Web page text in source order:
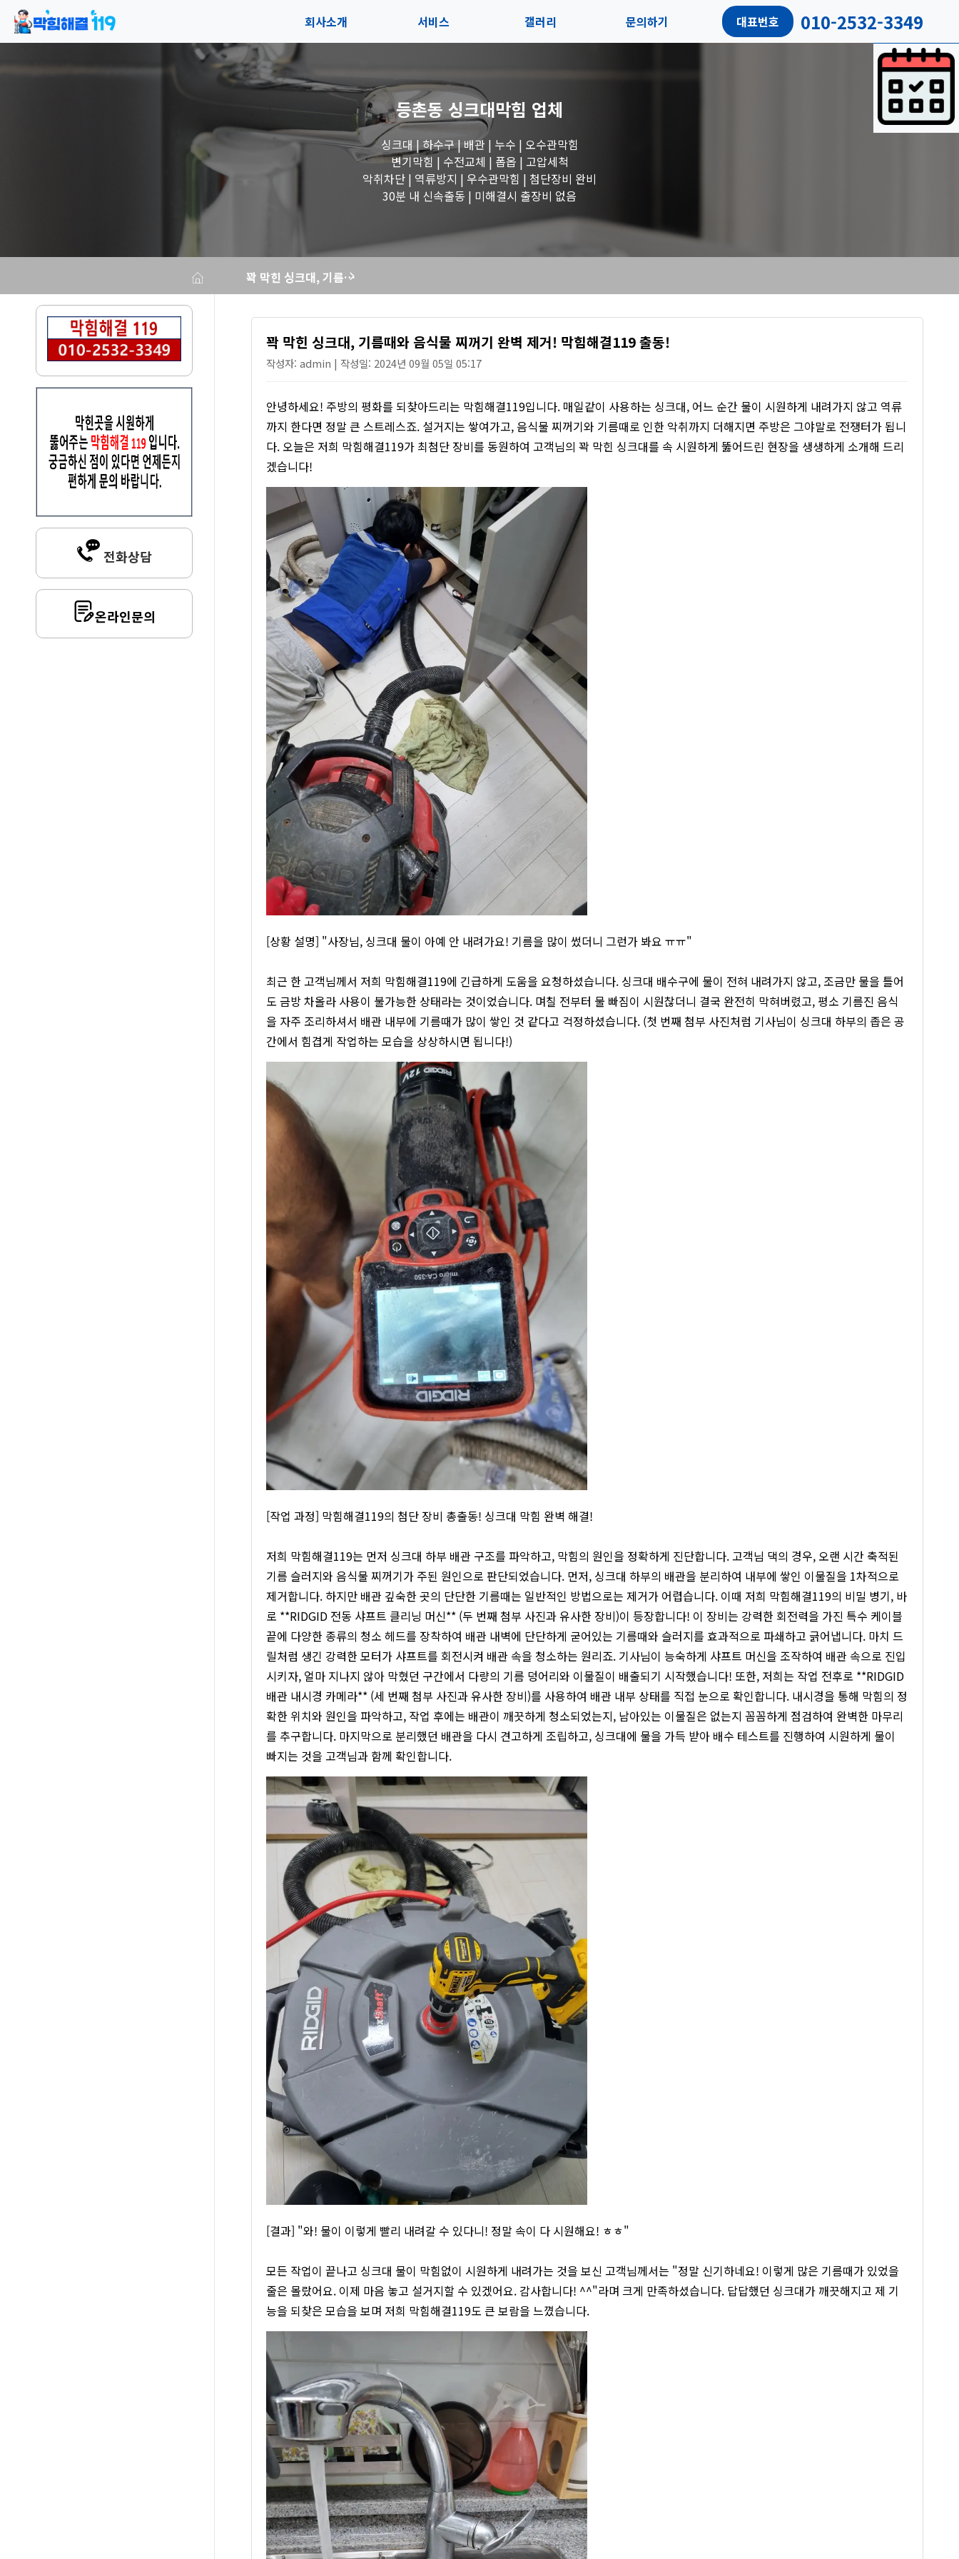
회사소개
오시는길
서비스
블로그
갤러리
수도꼭지 작업
세면대 작업
변기 작업
하수구 작업
문의하기 대표번호 010-2532-3349
등촌동 싱크대막힘 업체
싱크대 | 하수구 | 배관 | 누수 | 오수관막힘
변기막힘 | 수전교체 | 폽옵 | 고압세척
악취차단 | 역류방지 | 우수관막힘 | 첨단장비 완비
30분 내 신속출동 | 미해결시 출장비 없음
꽉 막힌 싱크대, 기름때와 음식물 찌꺼기 완벽 제거! 막힘해결119 출동!
전화상담
온라인문의
꽉 막힌 싱크대, 기름때와 음식물 찌꺼기 완벽 제거! 막힘해결119 출동!
작성자: admin | 작성일: 2024년 09월 05일 05:17
안녕하세요! 주방의 평화를 되찾아드리는 막힘해결119입니다. 매일같이 사용하는 싱크대, 어느 순간 물이 시원하게 내려가지 않고 역류
까지 한다면 정말 큰 스트레스죠. 설거지는 쌓여가고, 음식물 찌꺼기와 기름때로 인한 악취까지 더해지면 주방은 그야말로 전쟁터가 됩니
다. 오늘은 저희 막힘해결119가 최첨단 장비를 동원하여 고객님의 꽉 막힌 싱크대를 속 시원하게 뚫어드린 현장을 생생하게 소개해 드리
겠습니다!
[상황 설명] "사장님, 싱크대 물이 아예 안 내려가요! 기름을 많이 썼더니 그런가 봐요 ㅠㅠ"
최근 한 고객님께서 저희 막힘해결119에 긴급하게 도움을 요청하셨습니다. 싱크대 배수구에 물이 전혀 내려가지 않고, 조금만 물을 틀어
도 금방 차올라 사용이 불가능한 상태라는 것이었습니다. 며칠 전부터 물 빠짐이 시원찮더니 결국 완전히 막혀버렸고, 평소 기름진 음식
을 자주 조리하셔서 배관 내부에 기름때가 많이 쌓인 것 같다고 걱정하셨습니다. (첫 번째 첨부 사진처럼 기사님이 싱크대 하부의 좁은 공
간에서 힘겹게 작업하는 모습을 상상하시면 됩니다!)
[작업 과정] 막힘해결119의 첨단 장비 총출동! 싱크대 막힘 완벽 해결!
저희 막힘해결119는 먼저 싱크대 하부 배관 구조를 파악하고, 막힘의 원인을 정확하게 진단합니다. 고객님 댁의 경우, 오랜 시간 축적된
기름 슬러지와 음식물 찌꺼기가 주된 원인으로 판단되었습니다. 먼저, 싱크대 하부의 배관을 분리하여 내부에 쌓인 이물질을 1차적으로
제거합니다. 하지만 배관 깊숙한 곳의 단단한 기름때는 일반적인 방법으로는 제거가 어렵습니다. 이때 저희 막힘해결119의 비밀 병기, 바
로 **RIDGID 전동 샤프트 클리닝 머신** (두 번째 첨부 사진과 유사한 장비)이 등장합니다! 이 장비는 강력한 회전력을 가진 특수 케이블
끝에 다양한 종류의 청소 헤드를 장착하여 배관 내벽에 단단하게 굳어있는 기름때와 슬러지를 효과적으로 파쇄하고 긁어냅니다. 마치 드
릴처럼 생긴 강력한 모터가 샤프트를 회전시켜 배관 속을 청소하는 원리죠. 기사님이 능숙하게 샤프트 머신을 조작하여 배관 속으로 진입
시키자, 얼마 지나지 않아 막혔던 구간에서 다량의 기름 덩어리와 이물질이 배출되기 시작했습니다! 또한, 저희는 작업 전후로 **RIDGID
배관 내시경 카메라** (세 번째 첨부 사진과 유사한 장비)를 사용하여 배관 내부 상태를 직접 눈으로 확인합니다. 내시경을 통해 막힘의 정
확한 위치와 원인을 파악하고, 작업 후에는 배관이 깨끗하게 청소되었는지, 남아있는 이물질은 없는지 꼼꼼하게 점검하여 완벽한 마무리
를 추구합니다. 마지막으로 분리했던 배관을 다시 견고하게 조립하고, 싱크대에 물을 가득 받아 배수 테스트를 진행하여 시원하게 물이
빠지는 것을 고객님과 함께 확인합니다.
[결과] "와! 물이 이렇게 빨리 내려갈 수 있다니! 정말 속이 다 시원해요! ㅎㅎ"
모든 작업이 끝나고 싱크대 물이 막힘없이 시원하게 내려가는 것을 보신 고객님께서는 "정말 신기하네요! 이렇게 많은 기름때가 있었을
줄은 몰랐어요. 이제 마음 놓고 설거지할 수 있겠어요. 감사합니다! ^^"라며 크게 만족하셨습니다. 답답했던 싱크대가 깨끗해지고 제 기
능을 되찾은 모습을 보며 저희 막힘해결119도 큰 보람을 느꼈습니다.